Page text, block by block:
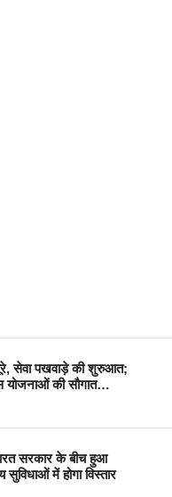
सेवा पखवाड़े की शुरुआत;
योजनाओं की सौगात…
सरकार के बीच हुआ
सुविधाओं में होगा विस्तार